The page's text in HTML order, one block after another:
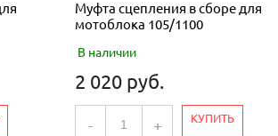
Муфта сцепления в сборе для
мотоблока 105/1100
В наличии
2 020 руб.
- + КУПИТЬ